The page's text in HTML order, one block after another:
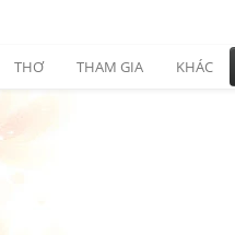
THƠ THAM GIA KHÁC